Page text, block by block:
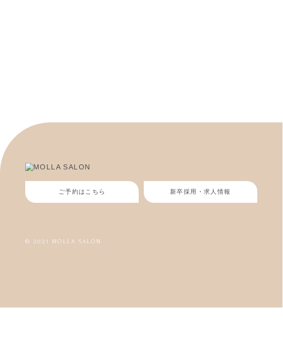
ご予約はこちら 新卒採用・求人情報
© 2021 MOLLA SALON